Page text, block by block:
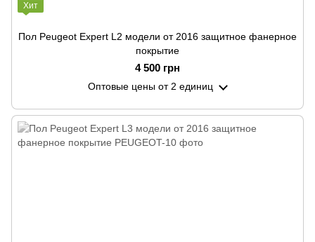
Хит
Пол Peugeot Expert L2 модели от 2016 защитное фанерное
покрытие
4 500 грн
Оптовые ценыот 2 единиц